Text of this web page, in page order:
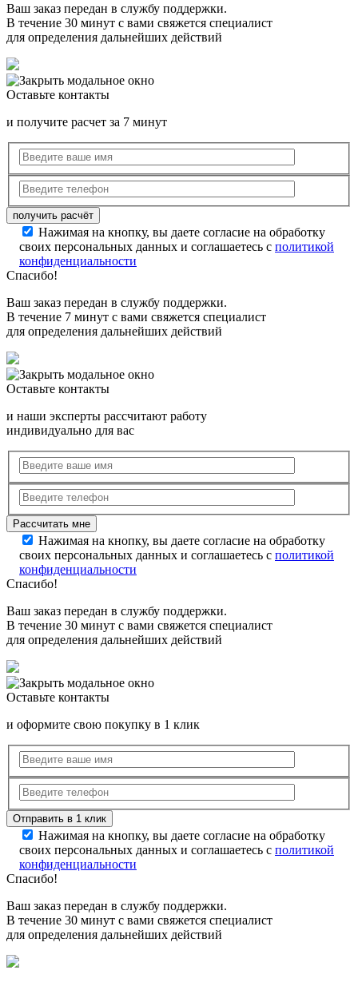
Ваш заказ передан в службу поддержки.
В течение 30 минут с вами свяжется специалист
для определения дальнейших действий
Оставьте контакты
и получите расчет за 7 минут
Нажимая на кнопку, вы даете согласие на обработку
своих персональных данных и соглашаетесь с политикой
конфиденциальности
Спасибо!
Ваш заказ передан в службу поддержки.
В течение 7 минут с вами свяжется специалист
для определения дальнейших действий
Оставьте контакты
и наши эксперты рассчитают работу
индивидуально для вас
Нажимая на кнопку, вы даете согласие на обработку
своих персональных данных и соглашаетесь с политикой
конфиденциальности
Спасибо!
Ваш заказ передан в службу поддержки.
В течение 30 минут с вами свяжется специалист
для определения дальнейших действий
Оставьте контакты
и оформите свою покупку в 1 клик
Нажимая на кнопку, вы даете согласие на обработку
своих персональных данных и соглашаетесь с политикой
конфиденциальности
Спасибо!
Ваш заказ передан в службу поддержки.
В течение 30 минут с вами свяжется специалист
для определения дальнейших действий